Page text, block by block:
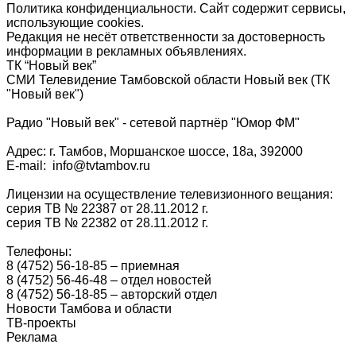
Политика конфиденциальности. Сайт содержит сервисы,
использующие cookies.
Редакция не несёт ответственности за достоверность
информации в рекламных объявлениях.
ТК “Новый век”
СМИ Телевидение Тамбовской области Новый век (ТК
"Новый век")
Радио "Новый век" - сетевой партнёр "Юмор ФМ"
Адрес: г. Тамбов, Моршанское шоссе, 18а, 392000
E-mail: info@tvtambov.ru
Лицензии на осуществление телевизионного вещания:
серия ТВ № 22387 от 28.11.2012 г.
серия ТВ № 22382 от 28.11.2012 г.
Телефоны:
8 (4752) 56-18-85 – приемная
8 (4752) 56-46-48 – отдел новостей
8 (4752) 56-18-85 – авторский отдел
Новости Тамбова и области
ТВ-проекты
Реклама